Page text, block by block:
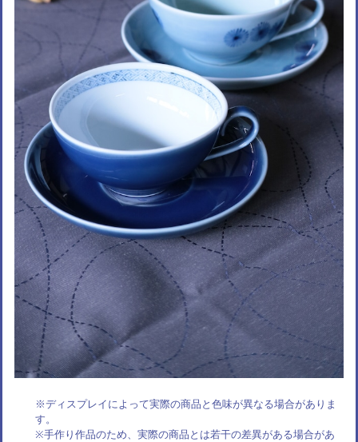
※ディスプレイによって実際の商品と色味が異なる場合がありま
す。
※手作り作品のため、実際の商品とは若干の差異がある場合があ